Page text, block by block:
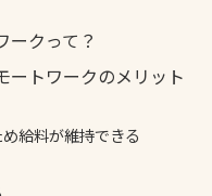
ークって？
ートワークのメリット
給料が維持できる